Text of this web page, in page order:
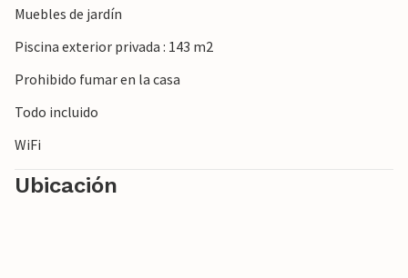
playas de arena entre Cala Ratjada y Canyamel están a
sólo 6 ó 7 kilómetros.
Muebles de jardín
Piscina exterior privada : 143 m2
Prohibido fumar en la casa
Todo incluido
WiFi
Ubicación